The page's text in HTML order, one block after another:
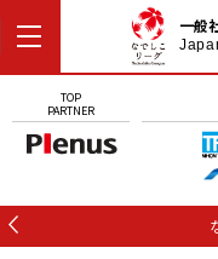
一般
TOP
PARTNER